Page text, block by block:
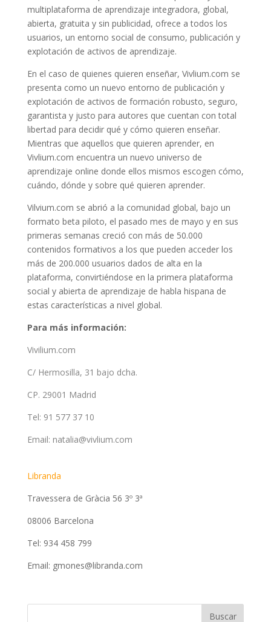
multiplataforma de aprendizaje integradora, global,
abierta, gratuita y sin publicidad, ofrece a todos los
usuarios, un entorno social de consumo, publicación y
explotación de activos de aprendizaje.
En el caso de quienes quieren enseñar, Vivlium.com se
presenta como un nuevo entorno de publicación y
explotación de activos de formación robusto, seguro,
garantista y justo para autores que cuentan con total
libertad para decidir qué y cómo quieren enseñar.
Mientras que aquellos que quieren aprender, en
Vivlium.com encuentra un nuevo universo de
aprendizaje online donde ellos mismos escogen cómo,
cuándo, dónde y sobre qué quieren aprender.
Vilvium.com se abrió a la comunidad global, bajo un
formato beta piloto, el pasado mes de mayo y en sus
primeras semanas creció con más de 50.000
contenidos formativos a los que pueden acceder los
más de 200.000 usuarios dados de alta en la
plataforma, convirtiéndose en la primera plataforma
social y abierta de aprendizaje de habla hispana de
estas características a nivel global.
Para más información:
Vivilium.com
C/ Hermosilla, 31 bajo dcha.
CP. 29001 Madrid
Tel: 91 577 37 10
Email: natalia@vivlium.com
Libranda
Travessera de Gràcia 56 3º 3ª
08006 Barcelona
Tel: 934 458 799
Email: gmones@libranda.com